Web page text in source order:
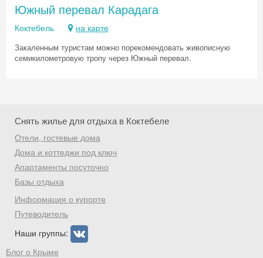
Южный перевал Карадага
Коктебель на карте
Закаленным туристам можно порекомендовать живописную
семикилометровую тропу через Южный перевал.
Снять жилье для отдыха в Коктебеле
Отели, гостевые дома
Дома и коттеджи под ключ
Апартаменты посуточно
Базы отдыха
Информация о курорте
Путеводитель
Наши группы:
Блог о Крыме